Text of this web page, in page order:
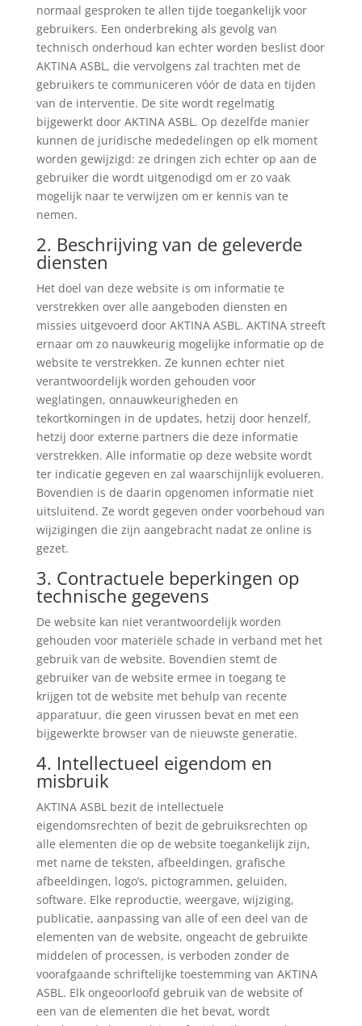
normaal gesproken te allen tijde toegankelijk voor
gebruikers. Een onderbreking als gevolg van
technisch onderhoud kan echter worden beslist door
AKTINA ASBL, die vervolgens zal trachten met de
gebruikers te communiceren vóór de data en tijden
van de interventie. De site wordt regelmatig
bijgewerkt door AKTINA ASBL. Op dezelfde manier
kunnen de juridische mededelingen op elk moment
worden gewijzigd: ze dringen zich echter op aan de
gebruiker die wordt uitgenodigd om er zo vaak
mogelijk naar te verwijzen om er kennis van te
nemen.
2. Beschrijving van de geleverde
diensten
Het doel van deze website is om informatie te
verstrekken over alle aangeboden diensten en
missies uitgevoerd door AKTINA ASBL. AKTINA streeft
ernaar om zo nauwkeurig mogelijke informatie op de
website te verstrekken. Ze kunnen echter niet
verantwoordelijk worden gehouden voor
weglatingen, onnauwkeurigheden en
tekortkomingen in de updates, hetzij door henzelf,
hetzij door externe partners die deze informatie
verstrekken. Alle informatie op deze website wordt
ter indicatie gegeven en zal waarschijnlijk evolueren.
Bovendien is de daarin opgenomen informatie niet
uitsluitend. Ze wordt gegeven onder voorbehoud van
wijzigingen die zijn aangebracht nadat ze online is
gezet.
3. Contractuele beperkingen op
technische gegevens
De website kan niet verantwoordelijk worden
gehouden voor materiële schade in verband met het
gebruik van de website. Bovendien stemt de
gebruiker van de website ermee in toegang te
krijgen tot de website met behulp van recente
apparatuur, die geen virussen bevat en met een
bijgewerkte browser van de nieuwste generatie.
4. Intellectueel eigendom en
misbruik
AKTINA ASBL bezit de intellectuele
eigendomsrechten of bezit de gebruiksrechten op
alle elementen die op de website toegankelijk zijn,
met name de teksten, afbeeldingen, grafische
afbeeldingen, logo’s, pictogrammen, geluiden,
software. Elke reproductie, weergave, wijziging,
publicatie, aanpassing van alle of een deel van de
elementen van de website, ongeacht de gebruikte
middelen of processen, is verboden zonder de
voorafgaande schriftelijke toestemming van AKTINA
ASBL. Elk ongeoorloofd gebruik van de website of
een van de elementen die het bevat, wordt